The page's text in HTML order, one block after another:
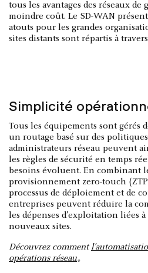
tous les avantages des réseaux de
moindre coût. Le SD-WAN
atouts pour les grandes
sites distants sont répartis à
Simplicité
Tous les équipements sont gérés
un routage basé sur des
administrateurs réseau peuvent
les règles de sécurité en temps
besoins évoluent. En combinant
provisionnement zero-touch
processus de déploiement et de
entreprises peuvent réduire la
les dépenses d’exploitation liées
nouveaux sites.
Découvrez comment
opérations réseau。